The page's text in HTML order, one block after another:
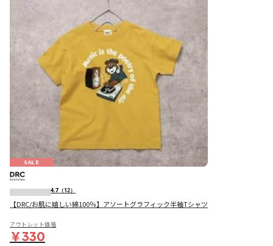
SALE
4.7 （12）
【DRC/お肌に嬉しい綿100％】アソートグラフィック半袖Tシャツ
アウトレット価格
￥330